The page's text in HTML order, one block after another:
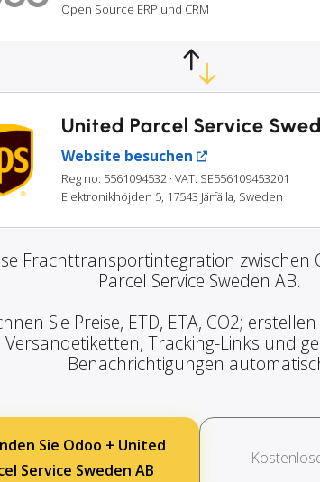
Open Source ERP und CRM
United Parcel Service
Website besuchen
Reg no: 5561094532 · VAT: SE556109453201
Elektronikhöjden 5, 17543 Järfälla, Sweden
Frachttransportintegration zwischen
Parcel Service Sweden AB.
Sie Preise, ETD, ETA, CO2;
Versandetiketten, Tracking-Links und
Benachrichtigungen
Sie Odoo + United
Service Sweden AB